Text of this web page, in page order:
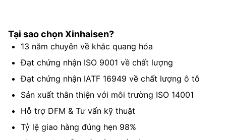
chính
xác độ
sâu
±0,005MM
Tại sao chọn Xinhaisen?
13 năm chuyên về khắc quang hóa
Đạt chứng nhận ISO 9001 về chất lượng
Đạt chứng nhận IATF 16949 về chất lượng ô tô
Sản xuất thân thiện với môi trường ISO 14001
Hỗ trợ DFM & Tư vấn kỹ thuật
Tỷ lệ giao hàng đúng hẹn 98%